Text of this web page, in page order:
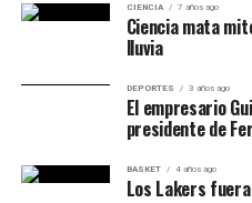
cambio, tendrá una nueva
ante su gente. La
ATENAS DE CÓRDOBA
LIGA
CIENCIA 7 años ago
Ciencia mata
lluvia
DEPORTES 3 años ago
El empresario
presidente de
BASKET 4 años ago
Los Lakers